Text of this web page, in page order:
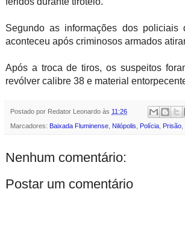
Segundo as informações dos
aconteceu após criminosos armados
Após a troca de tiros, os suspeitos
revólver calibre 38 e material
Postado por Redator Leonardo às 11:26
Marcadores: Baixada Fluminense, Nilópolis, Polícia, Prisão,
Nenhum comentário:
Postar um comentário